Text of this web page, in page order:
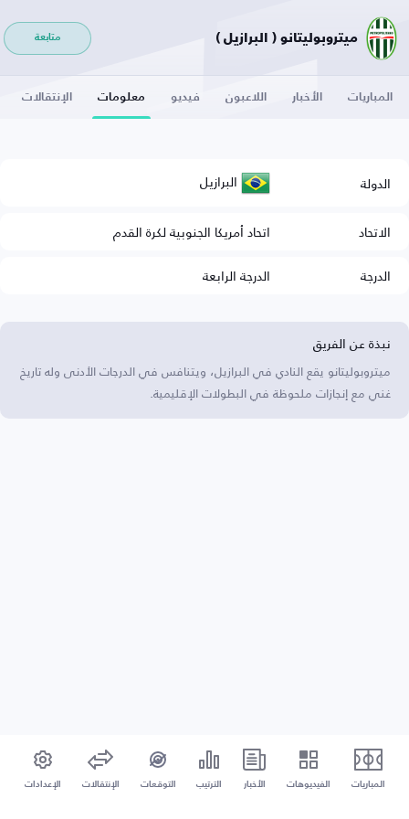
ميتروبوليتانو ( البرازيل ) متابعة
المباريات الأخبار اللاعبون فيديو معلومات الإنتقالات
الدولة البرازيل
الاتحاد
اتحاد أمريكا الجنوبية لكرة القدم
الدرجة
الدرجة الرابعة
نبذة عن الفريق
ميتروبوليتانو يقع النادي في البرازيل، ويتنافس في الدرجات الأدنى وله تاريخ
غني مع إنجازات ملحوظة في البطولات الإقليمية.
المباريات الفيديوهات الأخبار الترتيب التوقعات الإنتقالات الإعدادات